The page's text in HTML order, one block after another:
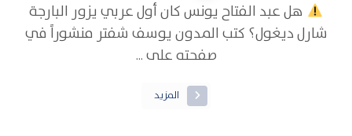
هل عبد الفتاح يونس كان أول عربي يزور البارجة
شارل ديغول؟ كتب المدون يوسف شفتر منشوراً في
صفحته على ...
المزيد